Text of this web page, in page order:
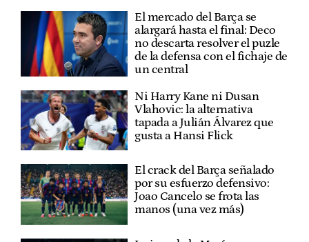
El mercado del Barça se
alargará hasta el final: Deco
no descarta resolver el puzle
de la defensa con el fichaje de
un central
Ni Harry Kane ni Dusan
Vlahovic: la alternativa
tapada a Julián Álvarez que
gusta a Hansi Flick
El crack del Barça señalado
por su esfuerzo defensivo:
Joao Cancelo se frota las
manos (una vez más)